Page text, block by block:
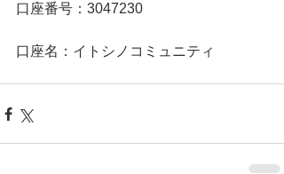
口座番号：3047230
口座名：イトシノコミュニティ